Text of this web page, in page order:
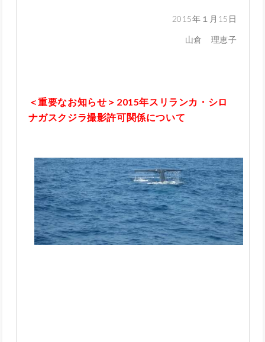
2015年１月15日
山倉 理恵子
＜重要なお知らせ＞2015年スリランカ・シロ
ナガスクジラ撮影許可関係について